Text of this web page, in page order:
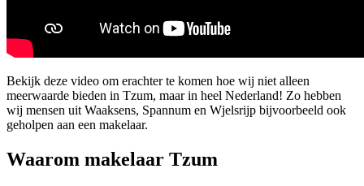
Bekijk deze video om erachter te komen hoe wij niet alleen
meerwaarde bieden in Tzum, maar in heel Nederland! Zo hebben
wij mensen uit Waaksens, Spannum en Wjelsrijp bijvoorbeeld ook
geholpen aan een makelaar.
Waarom makelaar Tzum